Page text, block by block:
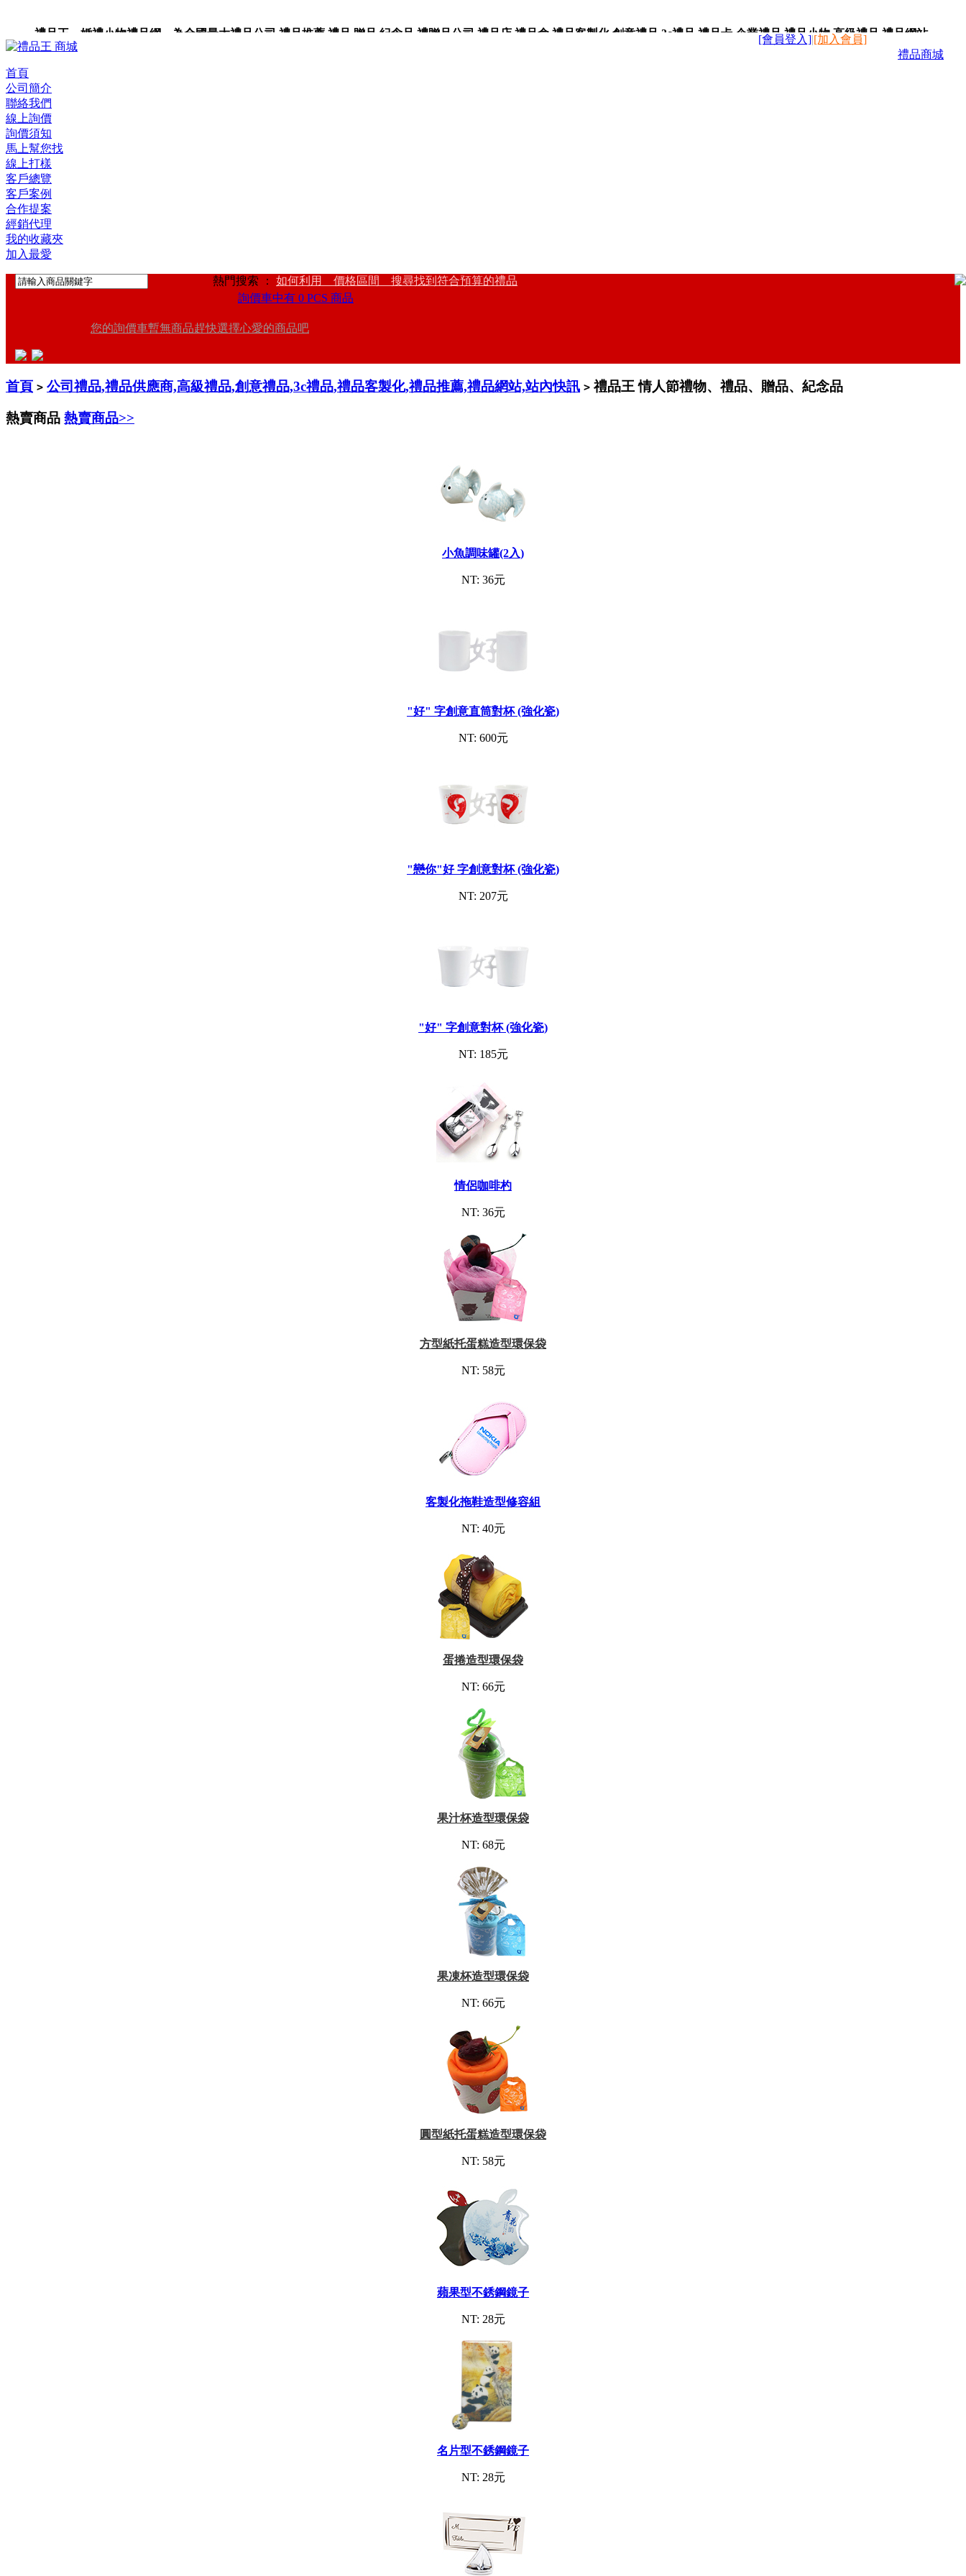
禮品王 婚禮小物禮品網 為全國最大禮品公司,禮品推薦,禮品,贈品,紀念品,禮贈品公司,禮品店,禮品盒,禮品客製化,創意禮品,3c禮品,禮品卡,企業禮品,禮品小物,高級禮品,禮品網站。
禮品商城
[會員登入]|[加入會員]
首頁
公司簡介
聯絡我們
線上詢價
詢價須知
馬上幫您找
線上打樣
客戶總覽
客戶案例
合作提案
經銷代理
我的收藏夾
加入最愛
熱門搜索 ： 如何利用 價格區間 搜尋找到符合預算的禮品
詢價車中有 0 PCS 商品
您的詢價車暫無商品趕快選擇心愛的商品吧
首頁 > 公司禮品,禮品供應商,高級禮品,創意禮品,3c禮品,禮品客製化,禮品推薦,禮品網站,站內快訊 > 禮品王 情人節禮物、禮品、贈品、紀念品
熱賣商品 熱賣商品>>
小魚調味罐(2入)
NT: 36元
"好" 字創意直筒對杯 (強化瓷)
NT: 600元
"戀你"好 字創意對杯 (強化瓷)
NT: 207元
"好" 字創意對杯 (強化瓷)
NT: 185元
情侶咖啡杓
NT: 36元
方型紙托蛋糕造型環保袋
NT: 58元
客製化拖鞋造型修容組
NT: 40元
蛋捲造型環保袋
NT: 66元
果汁杯造型環保袋
NT: 68元
果凍杯造型環保袋
NT: 66元
圓型紙托蛋糕造型環保袋
NT: 58元
蘋果型不銹鋼鏡子
NT: 28元
名片型不銹鋼鏡子
NT: 28元